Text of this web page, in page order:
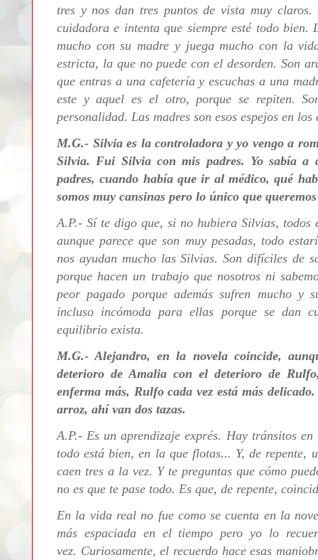
tres y nos dan tres puntos de vista muy
cuidadora e intenta que siempre esté todo bien.
mucho con su madre y juega mucho con la
estricta, la que no puede con el desorden. Son
que entras a una cafetería y escuchas a una
este y aquel es el otro, porque se repiten.
personalidad. Las madres son esos espejos en
M.G.- Silvia es la controladora y yo vengo a
Silvia. Fui Silvia con mis padres. Yo sabía a
padres, cuando había que ir al médico, qué
somos muy cansinas pero lo único que
A.P.- Sí te digo que, si no hubiera Silvias, todos
aunque parece que son muy pesadas, todo
nos ayudan mucho las Silvias. Son difíciles de
porque hacen un trabajo que nosotros ni
peor pagado porque además sufren mucho y
incluso incómoda para ellas porque se dan
equilibrio exista.
M.G.- Alejandro, en la novela coincide,
deterioro de Amalia con el deterioro de
enferma más, Rulfo cada vez está más
arroz, ahí van dos tazas.
A.P.- Es un aprendizaje exprés. Hay tránsitos
todo está bien, en la que flotas... Y, de repente,
caen tres a la vez. Y te preguntas que cómo
no es que te pase todo. Es que, de repente,
En la vida real no fue como se cuenta en la
más espaciada en el tiempo pero yo lo
vez. Curiosamente, el recuerdo hace esas